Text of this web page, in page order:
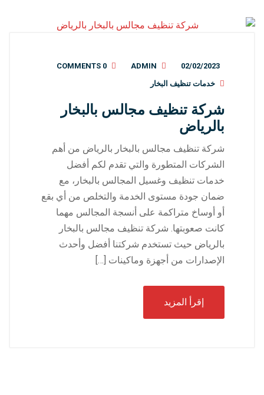
02/02/2023
ADMIN
0 COMMENTS
خدمات تنظيف البخار
شركة تنظيف مجالس بالبخار
بالرياض
شركة تنظيف مجالس بالبخار بالرياض من أهم
الشركات المتطورة والتي تقدم لكم أفضل
خدمات تنظيف وغسيل المجالس بالبخار، مع
ضمان جودة مستوى الخدمة والتخلص من أي بقع
أو أوساخ متراكمة على أنسجة المجالس مهما
كانت صعوبتها. شركة تنظيف مجالس بالبخار
بالرياض حيث تستخدم شركتنا أفضل وأحدث
الإصدارات من أجهزة وماكينات […]
إقرأ المزيد